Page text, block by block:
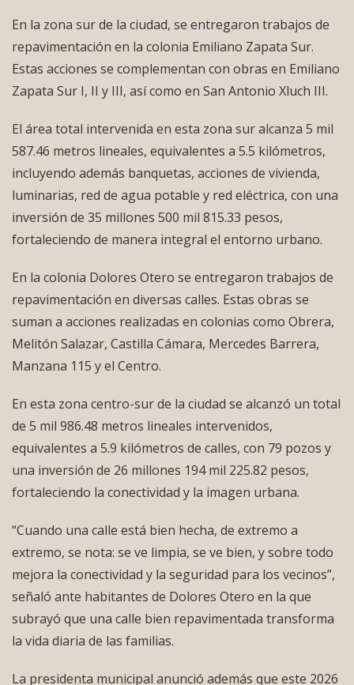
En la zona sur de la ciudad, se entregaron trabajos de
repavimentación en la colonia Emiliano Zapata Sur.
Estas acciones se complementan con obras en Emiliano
Zapata Sur I, II y III, así como en San Antonio Xluch III.
El área total intervenida en esta zona sur alcanza 5 mil
587.46 metros lineales, equivalentes a 5.5 kilómetros,
incluyendo además banquetas, acciones de vivienda,
luminarias, red de agua potable y red eléctrica, con una
inversión de 35 millones 500 mil 815.33 pesos,
fortaleciendo de manera integral el entorno urbano.
En la colonia Dolores Otero se entregaron trabajos de
repavimentación en diversas calles. Estas obras se
suman a acciones realizadas en colonias como Obrera,
Melitón Salazar, Castilla Cámara, Mercedes Barrera,
Manzana 115 y el Centro.
En esta zona centro-sur de la ciudad se alcanzó un total
de 5 mil 986.48 metros lineales intervenidos,
equivalentes a 5.9 kilómetros de calles, con 79 pozos y
una inversión de 26 millones 194 mil 225.82 pesos,
fortaleciendo la conectividad y la imagen urbana.
“Cuando una calle está bien hecha, de extremo a
extremo, se nota: se ve limpia, se ve bien, y sobre todo
mejora la conectividad y la seguridad para los vecinos”,
señaló ante habitantes de Dolores Otero en la que
subrayó que una calle bien repavimentada transforma
la vida diaria de las familias.
La presidenta municipal anunció además que este 2026